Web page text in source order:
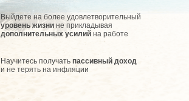
Научитесь получать пассивный доход
и не терять на инфляции
Выйдете на более удовлетворительный
уровень жизни не прикладывая
дополнительных усилий на работе